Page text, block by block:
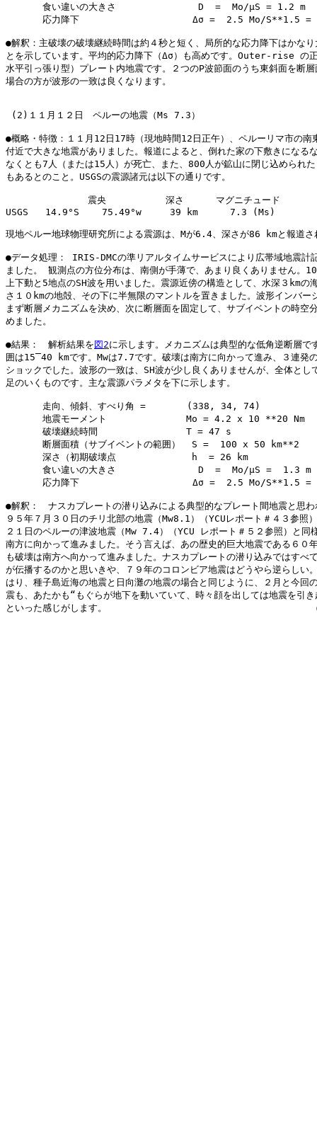
食い違いの大きさ　　  　　      D  =  Mo/μS = 1.2 m
応力降下　　　　　       　　　Δσ =  2.5 Mo/S**1.5 =
●解釈：主破壊の破壊継続時間は約４秒と短く、局所的な応力降下はかな
とを示しています。平均的応力降下（Δσ）も高めです。Outer-rise の
水平引っ張り型）プレート内地震です。２つのP波節面のうち東斜面を断
場合の方が波形の一致は良くなります。
(2)１１月１２日　ペルーの地震（Ms 7.3）
●概略・特徴：１１月12日17時（現地時間12日正午）、ペルーリマ市の南
付近で大きな地震がありました。報道によると、倒れた家の下敷きになる
なくとも7人（または15人）が死亡、また、800人が鉱山に閉じ込められ
もあるとのこと。USGSの震源諸元は以下の通りです。
震央　　　　    深さ　    マグニチュード
USGS   14.9°S    75.49°w     39 km 　   7.3 (Ms)
現地ペルー地球物理研究所による震源は、Mが6.4、深さが86 kmと報道さ
●データ処理： IRIS-DMCの準リアルタイムサービスにより広帯域地震計
ました。 観測点の方位分布は、南側が手薄で、あまり良くありません。
上下動と5地点のSH波を用いました。震源近傍の構造として、水深３kmの
さ１０kmの地殻、その下に半無限のマントルを置きました。波形インバー
まず断層メカニズムを決め、次に断層面を固定して、サブイベントの時空
めました。
●結果：　解析結果を 図2に示します。メカニズムは典型的な低角逆断層で
囲は15‾40 kmです。Mwは7.7です。破壊は南方に向かって進み、３連発
ショックでした。波形の一致は、SH波が少し良くありませんが、全体とし
足のいくものです。主な震源パラメタを下に示します。
走向、傾斜、すべり角 = 　   　(338, 34, 74)
地震モーメント　　　　　　　　 Mo = 4.2 x 10 **20 Nm
破壊継続時間　　　　　　　 　　T = 47 s
断層面積（サブイベントの範囲）  S =  100 x 50 km**2
深さ（初期破壊点　 　　　　　　 h  = 26 km
食い違いの大きさ　　  　　      D  =  Mo/μS =  1.3 m
応力降下　　　　　       　　　Δσ =  2.5 Mo/S**1.5 =
●解釈：　ナスカプレートの潜り込みによる典型的なプレート間地震と思
９５年７月３０日のチリ北部の地震（Mw8.1）（YCUレポート＃４３参照
２１日のペルーの津波地震（Mw 7.4）（YCU レポート＃５２参照）と同
南方に向かって進みました。そう言えば、あの歴史的巨大地震である６０
も破壊は南方へ向かって進みました。ナスカプレートの潜り込みではすべ
が伝播するのかと思いきや、７９年のコロンビア地震はどうやら逆らしい
はり、種子島近海の地震と日向灘の地震の場合と同じように、２月と今回
震も、あたかも“もぐらが地下を動いていて、時々顔を出しては地震を引
といった感じがします。                                    （文